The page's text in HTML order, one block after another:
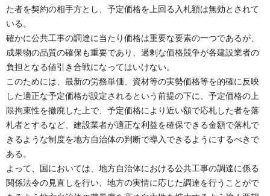
た者を契約の相手方とし、予定価格を上回る入札額は無効とされて
いる。
確かに公共工事の調達に当たり価格は重要な要素の一つであるが、
成果物の品質の確保も重要であり、過剰な価格競争が各建設業者の
負担となる値引き合戦になってはいけない。
このためには、最新の労務単価、資材等の実勢価格等を的確に反映
した適正な予定価格が設定されるという前提の下に、予定価格の上
限拘束性を撤廃した上で、予定価格により近い額で応札した者を落
札者とするなど、建設業者が適正な利益を確保できる金額で落札で
きるような制度を地方自治体の判断で導入できるようにするべきで
ある。
よって、国においては、地方自治体における公共工事の調達に係る
関係法令の見直しを行い、地方の実情に応じた調達を行うことがで